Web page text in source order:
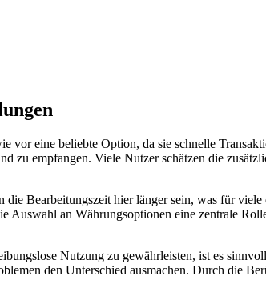
eine beliebte Option, da sie schnelle
zu empfangen. Viele Nutzer schätzen die
Bearbeitungszeit hier länger sein, was für viele
an Währungsoptionen eine zentrale
Nutzung zu gewährleisten, ist es
den Unterschied ausmachen. Durch die